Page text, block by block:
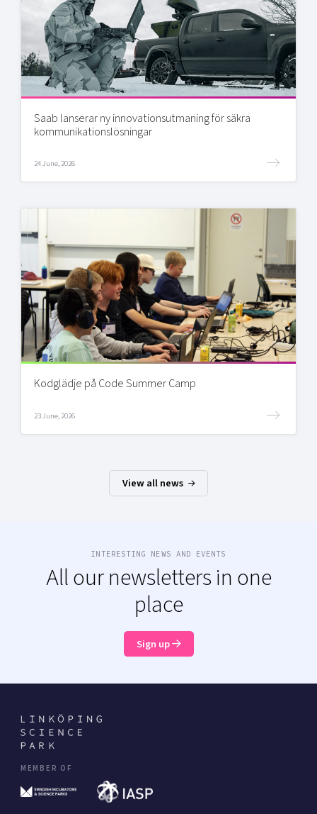
Saab lanserar ny innovationsutmaning för säkra
kommunikationslösningar
24 June, 2026
Kodglädje på Code Summer Camp
23 June, 2026
View all news
INTERESTING NEWS AND EVENTS
All our newsletters in one
place
Sign up
MEMBER OF